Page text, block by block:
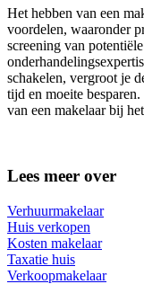
Het hebben van een
voordelen, waaronder
screening van
schakelen, vergroot je
tijd en moeite
van een makelaar bij
Lees meer over
Verhuurmakelaar
Huis verkopen
Kosten makelaar
Taxatie huis
Verkoopmakelaar